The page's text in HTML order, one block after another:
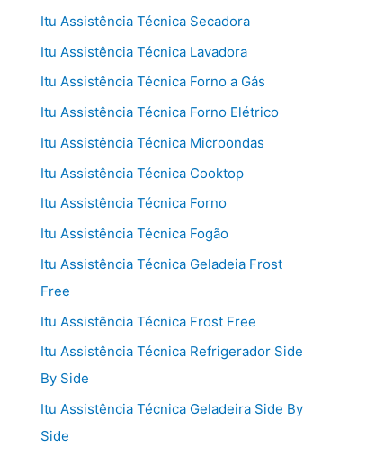
Itu Assistência Técnica Secadora
Itu Assistência Técnica Lavadora
Itu Assistência Técnica Forno a Gás
Itu Assistência Técnica Forno Elétrico
Itu Assistência Técnica Microondas
Itu Assistência Técnica Cooktop
Itu Assistência Técnica Forno
Itu Assistência Técnica Fogão
Itu Assistência Técnica Geladeia Frost
Free
Itu Assistência Técnica Frost Free
Itu Assistência Técnica Refrigerador Side
By Side
Itu Assistência Técnica Geladeira Side By
Side